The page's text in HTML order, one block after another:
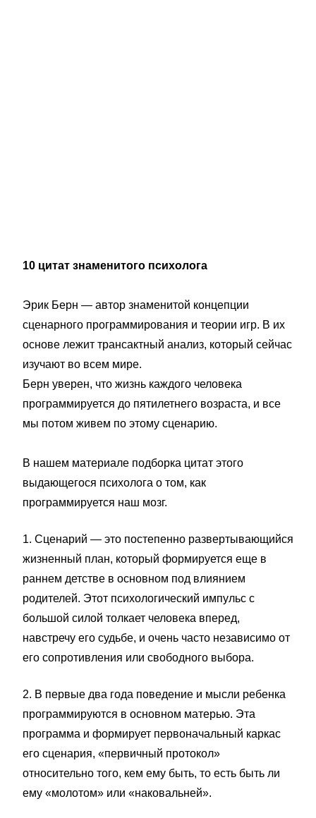
10 цитат знаменитого психолога
Эрик Берн — автор знаменитой концепции
сценарного программирования и теории игр. В их
основе лежит трансактный анализ, который сейчас
изучают во всем мире.
Берн уверен, что жизнь каждого человека
программируется до пятилетнего возраста, и все
мы потом живем по этому сценарию.
В нашем материале подборка цитат этого
выдающегося психолога о том, как
программируется наш мозг.
1. Сценарий — это постепенно развертывающийся
жизненный план, который формируется еще в
раннем детстве в основном под влиянием
родителей. Этот психологический импульс с
большой силой толкает человека вперед,
навстречу его судьбе, и очень часто независимо от
его сопротивления или свободного выбора.
2. В первые два года поведение и мысли ребенка
программируются в основном матерью. Эта
программа и формирует первоначальный каркас
его сценария, «первичный протокол»
относительно того, кем ему быть, то есть быть ли
ему «молотом» или «наковальней».